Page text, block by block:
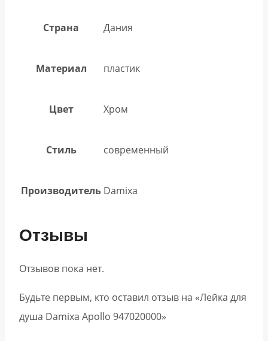
Страна Дания
Материал пластик
Цвет Хром
Стиль современный
Производитель Damixa
Отзывы
Отзывов пока нет.
Будьте первым, кто оставил отзыв на «Лейка для
душа Damixa Apollo 947020000»